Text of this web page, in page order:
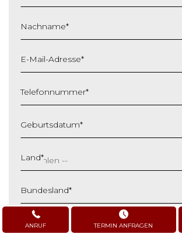
Nachname*
E-Mail-Adresse*
Telefonnummer*
Geburtsdatum*
T
S
h
r
Land*
Bundesland*
Anfrage
ANRUF TERMIN ANFRAGEN